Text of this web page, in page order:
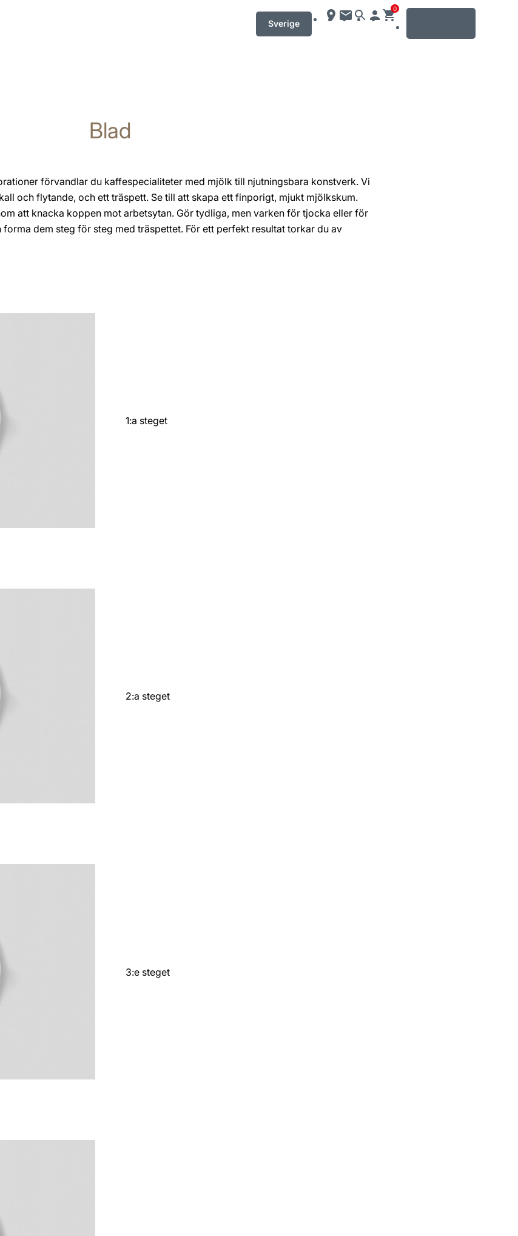
Sverige
0
Blad
förvandlar du kaffespecialiteter med mjölk till njutningsbara konstverk. Vi
och flytande, och ett träspett. Se till att skapa ett finporigt, mjukt mjölkskum.
att knacka koppen mot arbetsytan. Gör tydliga, men varken för tjocka eller för
dem steg för steg med träspettet. För ett perfekt resultat torkar du av
1:a steget
2:a steget
3:e steget